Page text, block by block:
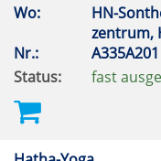
Wo:
HN-
zentrum,
Nr.:
A335A201
Status:
fast